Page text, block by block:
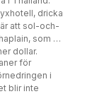
dricka
att sol-och-
som är
dollar.
för
i
blir inte